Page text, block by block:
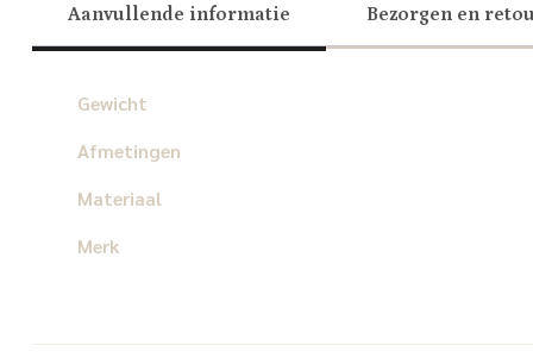
Aanvullende informatie Bezorgen en
Gewicht
Afmetingen
Materiaal
Merk